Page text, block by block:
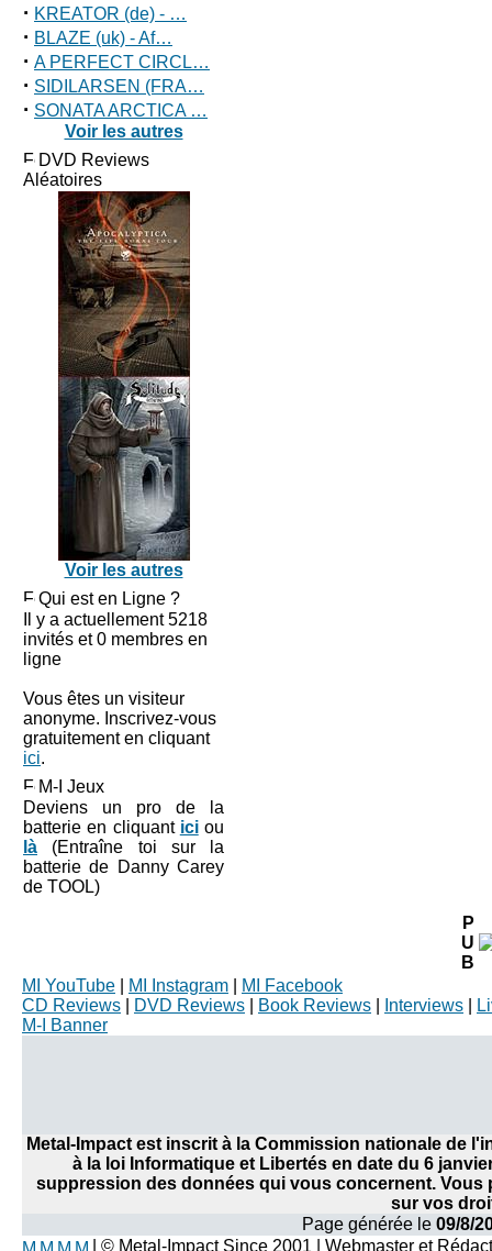
· KREATOR (de) - …
· BLAZE (uk) - Af…
· A PERFECT CIRCL…
· SIDILARSEN (FRA…
· SONATA ARCTICA …
Voir les autres
DVD Reviews
Aléatoires
Voir les autres
Qui est en Ligne ?
Il y a actuellement 5218
invités et 0 membres en
ligne
Vous êtes un visiteur
anonyme. Inscrivez-vous
gratuitement en cliquant
ici.
M-I Jeux
Deviens un pro de la
batterie en cliquant iciou
là (Entraîne toi sur la
batterie de Danny Carey
de TOOL)
P
U
B
MI YouTube
MI Instagram
MI Facebook
CD Reviews
DVD Reviews Book Reviews Interviews
M-I Banner
Metal-Impact est inscrit à la Commission nationale de
à la loi Informatique et Libertés en date du 6
suppression des données qui vous concernent.
sur vos
Page générée le 09/8/
| © Metal-Impact Since 2001 | Webmaster et